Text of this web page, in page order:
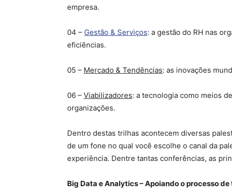
empresa.
04 – Gestão & Serviços: a gestão do RH nas
eficiências.
05 – Mercado & Tendências: as inovações
06 – Viabilizadores: a tecnologia como meios
organizações.
Dentro destas trilhas acontecem diversas
de um fone no qual você escolhe o canal da
experiência. Dentre tantas conferências, as
Big Data e Analytics – Apoiando o processo